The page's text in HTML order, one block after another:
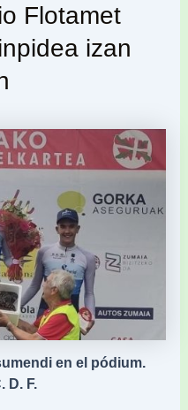
Flotamet
izan
en el pódium.
D. F.